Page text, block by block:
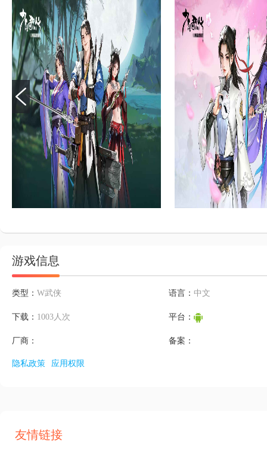
游戏信息
类型： W武侠 语言： 中文
下载： 1003人次 平台：
厂商： 备案：
隐私政策 应用权限
友情链接